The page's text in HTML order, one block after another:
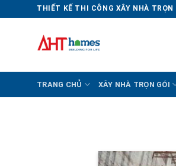
THIẾT KẾ THI CÔNG XÂY NHÀ TRỌN
TRANG CHỦ XÂY NHÀ TRỌN GÓI